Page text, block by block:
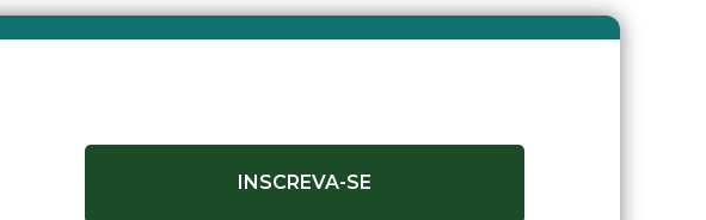
INSCREVA-SE